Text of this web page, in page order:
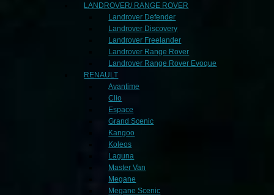
LANDROVER/ RANGE ROVER
Landrover Defender
Landrover Discovery
Landrover Freelander
Landrover Range Rover
Landrover Range Rover Evoque
RENAULT
Avantime
Clio
Espace
Grand Scenic
Kangoo
Koleos
Laguna
Master Van
Megane
Megane Scenic